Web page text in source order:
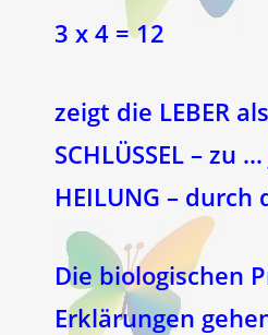
3 x 4 = 12
zeigt die LEBER
SCHLÜSSEL – zu
HEILUNG – durch
Die biologischen
Erklärungen